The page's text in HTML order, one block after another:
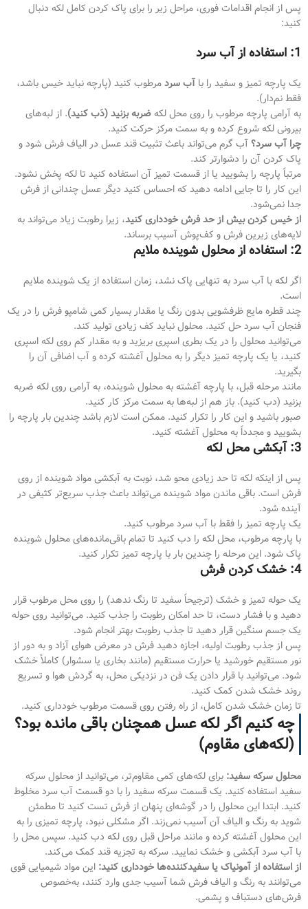
پس از انجام اقدامات فوری، مراحل زیر را برای پاک کردن کامل لکه دنبال
کنید:
1: استفاده از آب سرد
یک پارچه تمیز و سفید را با آب سردمرطوب کنید (پارچه نباید خیس باشد،
فقط نم‌دار).
به آرامی پارچه مرطوب را روی محل لکه ضربه بزنید (دَب کنید). از لبه‌های
بیرونی لکه شروع کرده و به سمت مرکز حرکت کنید.
چرا آب سرد؟آب گرم می‌تواند باعث تثبیت قند عسل در الیاف فرش شود و
پاک کردن آن را دشوارتر کند.
مرتباً پارچه را بشویید یا از قسمت تمیز آن استفاده کنید تا لکه پخش نشود.
این کار را تا جایی ادامه دهید که احساس کنید دیگر عسل چندانی از فرش
جدا نمی‌شود.
از خیس کردن بیش از حد فرش خودداری کنید، زیرا رطوبت زیاد می‌تواند به
لایه‌های زیرین فرش و کف‌پوش آسیب برساند.
2: استفاده از محلول شوینده ملایم
اگر لکه با آب سرد به تنهایی پاک نشد، زمان استفاده از یک شوینده ملایم
است.
چند قطره مایع ظرفشویی بدون رنگ یا مقدار بسیار کمی شامپو فرش را در یک
فنجان آب سرد حل کنید. محلول نباید کف زیادی تولید کند.
می‌توانید محلول را در یک بطری اسپری بریزید و به مقدار کم روی لکه اسپری
کنید، یا یک پارچه تمیز دیگر را به محلول آغشته کرده و آب اضافی آن را
بگیرید.
مانند مرحله قبل، با پارچه آغشته به محلول شوینده، به آرامی روی لکه ضربه
بزنید (دب کنید). باز هم از لبه‌ها به سمت مرکز کار کنید.
صبور باشید و این کار را تکرار کنید. ممکن است لازم باشد چندین بار پارچه را
بشویید و مجدداً به محلول آغشته کنید.
3: آبکشی محل لکه
پس از اینکه لکه تا حد زیادی محو شد، نوبت به آبکشی مواد شوینده از روی
فرش است. باقی ماندن مواد شوینده می‌تواند باعث جذب سریع‌تر کثیفی در
آینده شود.
یک پارچه تمیز را فقط با آب سرد مرطوب کنید.
با پارچه مرطوب، محل لکه را دب کنید تا تمام باقی‌مانده‌های محلول شوینده
پاک شود. این مرحله را چندین بار با پارچه تمیز تکرار کنید.
4: خشک کردن فرش
یک حوله تمیز و خشک (ترجیحاً سفید تا رنگ ندهد) را روی محل مرطوب قرار
دهید و با فشار دست، تا حد امکان رطوبت را جذب کنید. می‌توانید روی حوله
یک جسم سنگین قرار دهید تا جذب رطوبت بهتر انجام شود.
پس از جذب رطوبت اولیه، اجازه دهید فرش در معرض هوای آزاد و به دور از
نور مستقیم خورشید یا حرارت مستقیم (مانند بخاری یا سشوار) کاملاً خشک
شود. می‌توانید با قرار دادن یک فن در نزدیکی محل، به گردش هوا و تسریع
روند خشک شدن کمک کنید.
تا زمان خشک شدن کامل، از راه رفتن روی قسمت مرطوب خودداری کنید.
چه کنیم اگر لکه عسل همچنان باقی مانده بود؟
(لکه‌های مقاوم)
محلول سرکه سفید: برای لکه‌های کمی مقاوم‌تر، می‌توانید از محلول سرکه
سفید استفاده کنید. یک قسمت سرکه سفید را با دو قسمت آب سرد مخلوط
کنید. ابتدا این محلول را در گوشه‌ای پنهان از فرش تست کنید تا مطمئن
شوید به رنگ و الیاف آن آسیب نمی‌زند. اگر مشکلی نبود، پارچه تمیزی را به
این محلول آغشته کرده و مانند مراحل قبل روی لکه دب کنید. سپس محل را
با آب سرد آبکشی و خشک نمایید. سرکه به تجزیه قند کمک می‌کند.
از استفاده از آمونیاک یا سفیدکننده‌ها خودداری کنید: این مواد شیمیایی قوی
می‌توانند به رنگ و الیاف فرش شما آسیب جدی وارد کنند، به‌خصوص
فرش‌های دستباف و پشمی.